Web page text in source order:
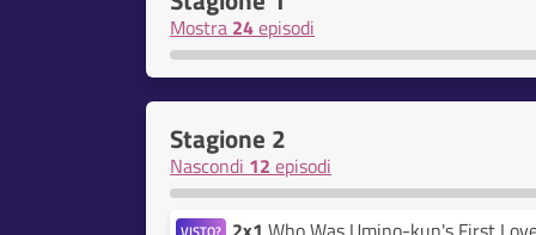
Mostra 24episodi
Stagione 2
Nascondi 12 episodi
VISTO?